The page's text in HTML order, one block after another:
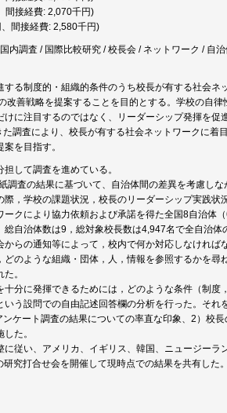
間接経費: 2,070千円)
間接経費: 2,580千円)
内調査 / 国際比較研究 / 校長会 / ネットワーク / 自
る制度的・組織的条件のうち校長が有する社会ネ
改善戦略を提案することを目的とする。学校の自
に注目するのではなく、リーダーシップ発揮を促
調査により、校長が有する社会ネットワークに着
を目指す。
して調査を進めている。
調査の結果に基づいて、自治体間の差異を考慮し
，学校の課題状況，校長のリーダーシップ実践状
クにより協力依頼および承諾を得た全国8自治体
自治体数は9，総対象校長数は4,947名で全自治
らの通知等によって，校内で何か対応しなけれ
のような組織・団体，人，情報を参照するかを尋
。
分に発揮できるためには，どのような条件（制
う設問での自由記述回答欄の分析を行った。そ
ケート調査の結果についての率直な印象、2）校
た。
従い、アメリカ、イギリス、韓国、ニュージー
究打合せ会を開催して現時点での結果を共有した。